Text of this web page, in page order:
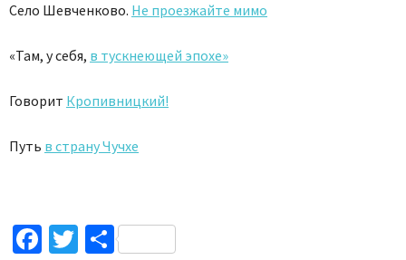
Село Шевченково. Не проезжайте мимо
«Там, у себя, в тускнеющей эпохе»
Говорит Кропивницкий!
Путь в страну Чучхе
Facebook
TwitterПоділитися